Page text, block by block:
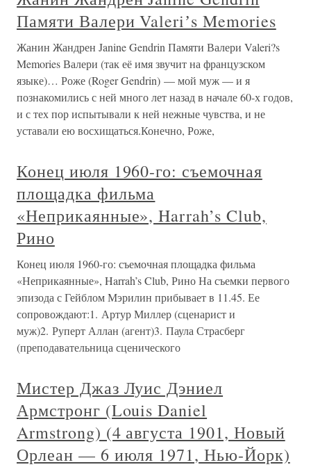
Памяти Валери Valeriʼs Memories
Жанин Жандрен Janine Gendrin Памяти Валери Valeri?s
Memories Валери (так её имя звучит на французском
языке)… Роже (Roger Gendrin) — мой муж — и я
познакомились с ней много лет назад в начале 60-х годов,
и с тех пор испытывали к ней нежные чувства, и не
уставали ею восхищаться.Конечно, Роже,
Конец июля 1960-го: съемочная
площадка фильма
«Неприкаянные», Harrah’s Club,
Рино
Конец июля 1960-го: съемочная площадка фильма
«Неприкаянные», Harrah’s Club, Рино На съемки первого
эпизода с Гейблом Мэрилин прибывает в 11.45. Ее
сопровождают:1. Артур Миллер (сценарист и
муж)2. Руперт Аллан (агент)3. Паула Страсберг
(преподавательница сценического
Мистер Джаз Луис Дэниел
Армстронг (Louis Daniel
Armstrong) (4 августа 1901, Новый
Орлеан — 6 июля 1971, Нью-Йорк)